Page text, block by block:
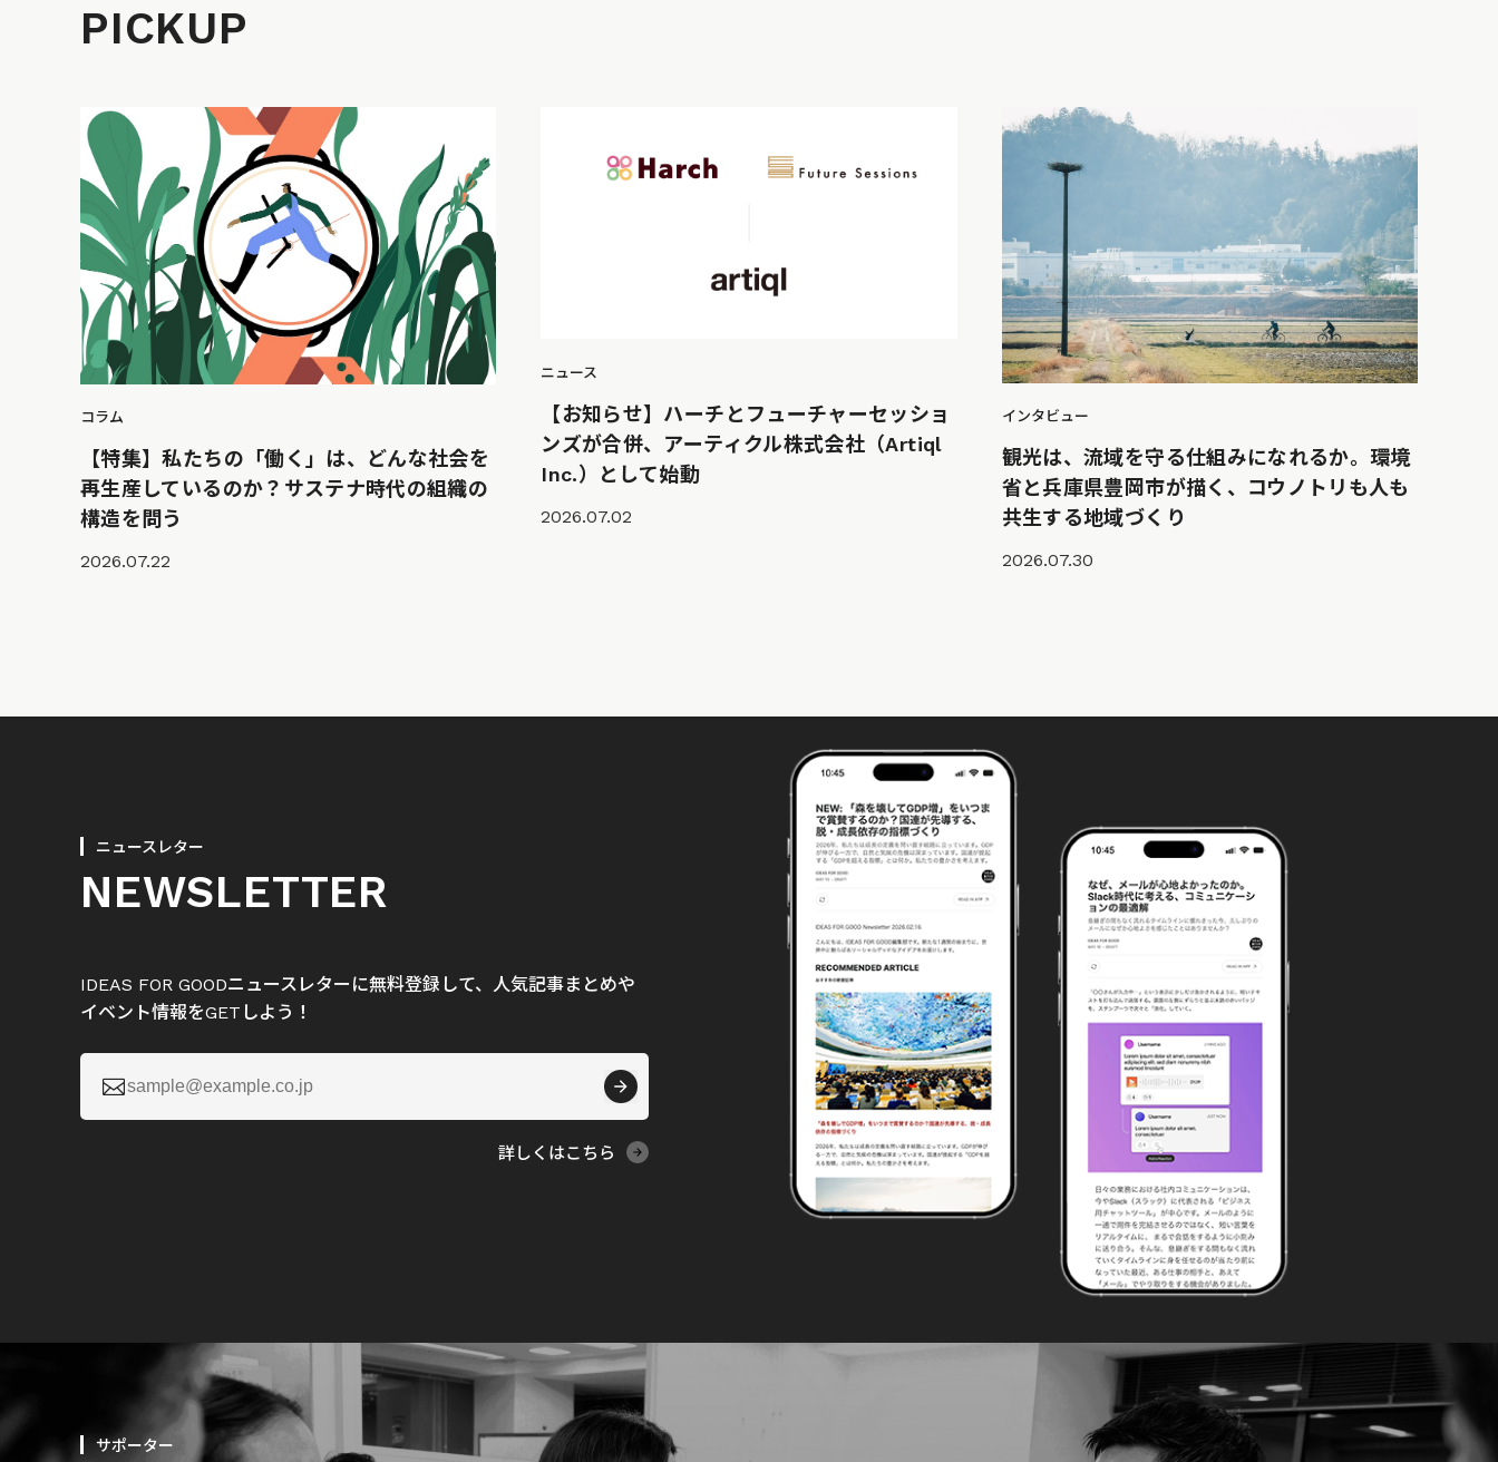
PICKUP
コラム
【特集】私たちの「働く」は、どんな社会を
再生産しているのか？サステナ時代の組織の
構造を問う
2026.07.22
ニュース
【お知らせ】ハーチとフューチャーセッショ
ンズが合併、アーティクル株式会社（Artiql
Inc.）として始動
2026.07.02
インタビュー
観光は、流域を守る仕組みになれるか。環境
省と兵庫県豊岡市が描く、コウノトリも人も
共生する地域づくり
2026.07.30
ニュースレター
NEWSLETTER
IDEAS FOR GOODニュースレターに無料登録して、人気記事まとめや
イベント情報をGETしよう！

詳しくはこちら
サポーター